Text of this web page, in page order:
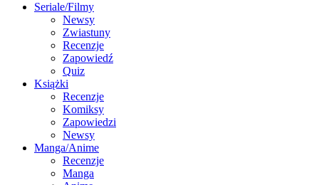
Seriale/Filmy
Newsy
Zwiastuny
Recenzje
Zapowiedź
Quiz
Książki
Recenzje
Komiksy
Zapowiedzi
Newsy
Manga/Anime
Recenzje
Manga